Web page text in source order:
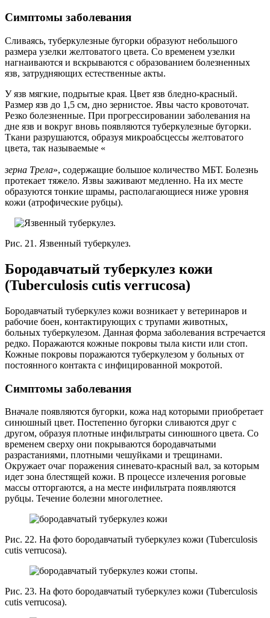
Симптомы заболевания
Сливаясь, туберкулезные бугорки образуют небольшого
размера узелки желтоватого цвета. Со временем узелки
нагнаиваются и вскрываются с образованием болезненных
язв, затрудняющих естественные акты.
У язв мягкие, подрытые края. Цвет язв бледно-красный.
Размер язв до 1,5 см, дно зернистое. Явы часто кровоточат.
Резко болезненные. При прогрессировании заболевания на
дне язв и вокруг вновь появляются туберкулезные бугорки.
Ткани разрушаются, образуя микроабсцессы желтоватого
цвета, так называемые «
зерна Трела», содержащие большое количество МБТ. Болезнь
протекает тяжело. Язвы заживают медленно. На их месте
образуются тонкие шрамы, располагающиеся ниже уровня
кожи (атрофические рубцы).
Рис. 21. Язвенный туберкулез.
Бородавчатый туберкулез кожи
(Tuberculosis cutis verrucosa)
Бородавчатый туберкулез кожи возникает у ветеринаров и
рабочие боен, контактирующих с трупами животных,
больных туберкулезом. Данная форма заболевания встречается
редко. Поражаются кожные покровы тыла кисти или стоп.
Кожные покровы поражаются туберкулезом у больных от
постоянного контакта с инфицированной мокротой.
Симптомы заболевания
Вначале появляются бугорки, кожа над которыми приобретает
синюшный цвет. Постепенно бугорки сливаются друг с
другом, образуя плотные инфильтраты синюшного цвета. Со
временем сверху они покрываются бородавчатыми
разрастаниями, плотными чешуйками и трещинами.
Окружает очаг поражения синевато-красный вал, за которым
идет зона блестящей кожи. В процессе излечения роговые
массы отторгаются, а на месте инфильтрата появляются
рубцы. Течение болезни многолетнее.
Рис. 22. На фото бородавчатый туберкулез кожи (Tuberculosis
cutis verrucosa).
Рис. 23. На фото бородавчатый туберкулез кожи (Tuberculosis
cutis verrucosa).